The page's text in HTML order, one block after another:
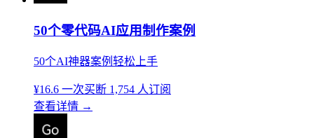
50个零代码AI应用制作案例
50个AI神器案例轻松上手
¥16.6 一次买断 1,754 人订阅
查看详情 →